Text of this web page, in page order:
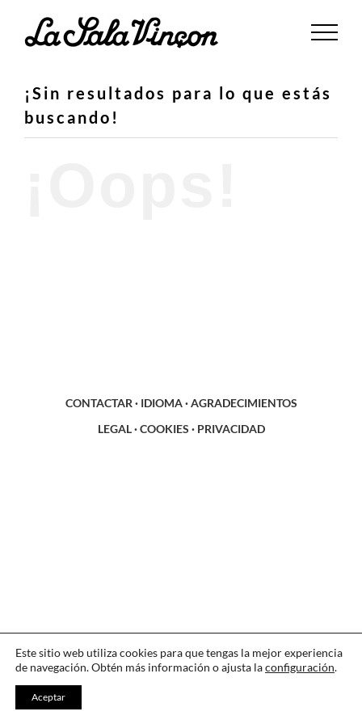
¡Sin resultados para lo que estás
buscando!
CONTACTAR · IDIOMA·AGRADECIMIENTOS
LEGAL·COOKIES · PRIVACIDAD
Este sitio web utiliza cookies para que tengas la mejor experiencia
de navegación. Obtén más información o ajusta laconfiguración.
Aceptar